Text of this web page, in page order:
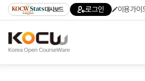
기
기
기
content)
가
대시보드 로그인 이용가이